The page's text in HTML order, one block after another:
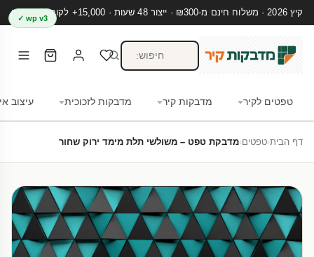
קיץ 2026 · משלוח חינם מ-₪300 · ייצור 48 שעות · 15,000+ לקוחות מרוצים
טפטים לקיר מדבקות קיר מדבקות לזכוכית עיצוב
wp v3 ✓
דף הבית›טפטים›מדבקת טפט – משולשי תלת מימד ירוק שחור